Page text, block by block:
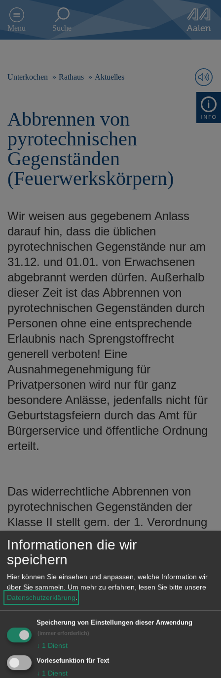
e
h
Menu Suche
Unterkochen Rathaus Aktuelles
Abbrennen von
pyrotechnischen
Gegenständen
(Feuerwerkskörpern)
Wir weisen aus gegebenem Anlass
darauf hin, dass die üblichen
pyrotechnischen Gegenstände nur am
31.12. und 01.01. von Erwachsenen
abgebrannt werden dürfen. Außerhalb
dieser Zeit ist das Abbrennen von
pyrotechnischen Gegenständen durch
Personen ohne eine entsprechende
Erlaubnis nach Sprengstoffrecht
generell verboten! Eine
Ausnahmegenehmigung für
Privatpersonen wird nur für ganz
besondere Anlässe, jedenfalls nicht für
Geburtstagsfeiern durch das Amt für
Bürgerservice und öffentliche Ordnung
erteilt.
Das widerrechtliche Abbrennen von
pyrotechnischen Gegenständen der
Klasse II stellt gem. der 1. Verordnung
zum Sprengstoffgesetz (1. SprengV)
eine Ordnungswidrigkeit dar. Diese
kann mit einer Geldbuße bis zu
50.000,00 € belegt werden.
Unabhängig davon kann bei
Lärmbelästigungen eine
Ordnungswidrigkeit gegeben sein, die
mit einer Geldbuße bis zu 5.000,00 €
geahndet werden kann.
Informationen die wir
speichern
Hier können Sie einsehen und anpassen, welche Information wir
über Sie sammeln. Um mehr zu erfahren, lesen Sie bitte unsere
Datenschutzerklärung.
Speicherung von Einstellungen dieser Anwendung
(immer erforderlich)
↓ 1 Dienst
Vorlesefunktion für Text
↓ 1 Dienst